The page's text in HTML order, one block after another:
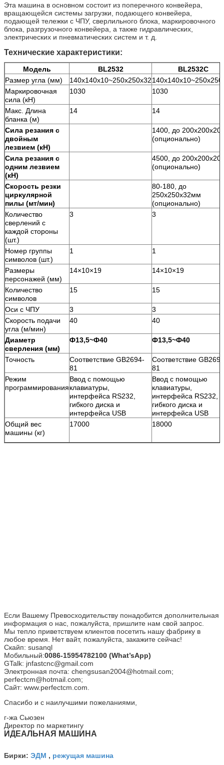
Эта машина в основном состоит из поперечного конвейера,
вращающейся системы загрузки, подающего конвейера,
подающей тележки с ЧПУ, сверлильного блока, маркировочного
блока, разгрузочного конвейера, а также гидравлических,
электрических и пневматических систем и т. д.
Технические характеристики:
Модель BL2532
BL2532C
Размер угла (мм)
140x140x10~250x250x32
Маркировочная
сила (кН)
1030 1030
Макс. Длина
бланка (м)
14 14
Сила резания с
двойным
лезвием (кН)
1400, до
(опционально)
Сила резания с
одним лезвием
(кН)
4500, до
(опционально)
Скорость резки
циркулярной
пилы (мт/мин)
80-180, до
250х250х32мм
(опционально)
Количество
сверлений с
каждой стороны
(шт.)
3 3
Номер группы
символов (шт.)
1 1
Размеры
персонажей (мм)
14×10×19 14×10×19
Количество
символов
15 15
Оси с ЧПУ 3
3
Скорость подачи
угла (м/мин)
40 40
Диаметр
сверления (мм)
Ф13,5~Ф40 Ф13,5~Ф40
Точность
Соответствие GB2694-
81
Соответствие
81
Режим
программирования
Ввод с помощью
клавиатуры,
интерфейса RS232,
гибкого диска и
интерфейса USB
Ввод с помощью
клавиатуры,
интерфейса RS232,
гибкого диска и
интерфейса USB
Общий вес
машины (кг)
17000 18000
Если Вашему Превосходительству понадобится дополнительная
информация о нас, пожалуйста, пришлите нам свой запрос.
Мы тепло приветствуем клиентов посетить нашу фабрику в
любое время. Нет вайт, пожалуйста, закажите сейчас!
Скайп: susanql
Мобильный:0086-15954782100 (What’sApp)
GTalk: jnfastcnc@gmail.com
Электронная почта: chengsusan2004@hotmail.com;
perfectcm@hotmail.com;
Сайт: www.perfectcm.com.
Спасибо и с наилучшими пожеланиями,
г-жа Сьюзен
Директор по маркетингу
ИДЕАЛЬНАЯ МАШИНА
Бирки: ЭДМ , режущая машина